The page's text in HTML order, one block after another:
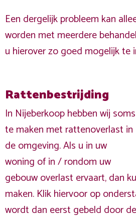
Een dergelijk probleem kan
worden met meerdere
u hierover zo goed mogelijk te
Rattenbestrijding
In Nijeberkoop hebben wij soms
te maken met rattenoverlast in
de omgeving. Als u in uw
woning of in / rondom uw
gebouw overlast ervaart, dan
maken. Klik hiervoor op
wordt dan eerst gebeld door